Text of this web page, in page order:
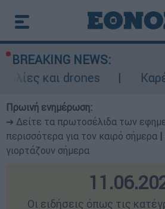
BREAKING NEWS:
Καρέ καρέ
Πρωινή ενημέρωση:
➔ Δείτε τα πρωτοσέλιδα των
περισσότερα για τον καιρό σήμερα
γιορτάζουν σήμερα
Οι ειδήσεις όπως τις